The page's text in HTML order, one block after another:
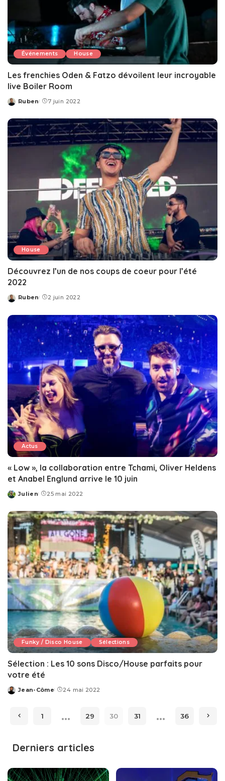
Événements House
Les frenchies Oden & Fatzo dévoilent leur incroyable
live Boiler Room
Posted
Ruben 7 juin 2022
House
Découvrez l’un de nos coups de coeur pour l’été
2022
Posted
Ruben 2 juin 2022
Actus
« Low », la collaboration entre Tchami, Oliver Heldens
et Anabel Englund arrive le 10 juin
Posted
Julien 25 mai 2022
Funky / Disco House Sélections
Sélection : Les 10 sons Disco/House parfaits pour
votre été
Posted
Jean-Côme 24 mai 2022
1 … 29 30 31 … 36
Derniers articles